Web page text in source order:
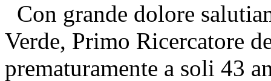
Con grande dolore
Verde, Primo Ricercatore
prematuramente a soli 43